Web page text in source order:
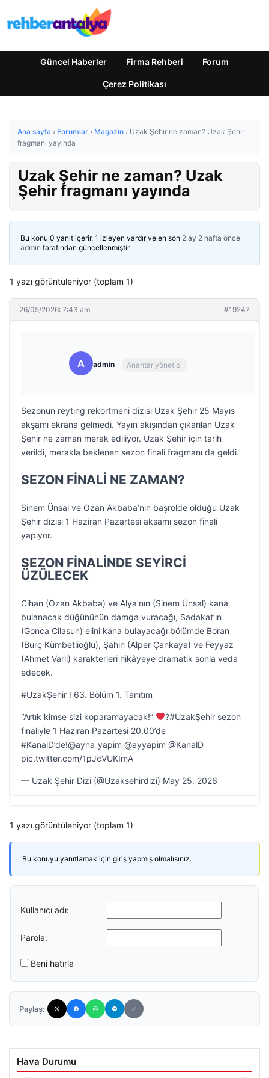
Güncel Haberler Firma Rehberi Forum
Çerez Politikası
Ana sayfa › Forumlar › Magazin › Uzak Şehir ne zaman? Uzak Şehir
fragmanı yayında
Uzak Şehir ne zaman? Uzak
Şehir fragmanı yayında
Bu konu 0 yanıt içerir, 1 izleyen vardır ve en son 2 ay 2 hafta önce
admin tarafından güncellenmiştir.
1 yazı görüntüleniyor (toplam 1)
26/05/2026: 7:43 am #19247
A admin Anahtar yönetici
Sezonun reyting rekortmeni dizisi Uzak Şehir 25 Mayıs
akşamı ekrana gelmedi. Yayın akışından çıkarılan Uzak
Şehir ne zaman merak ediliyor. Uzak Şehir için tarih
verildi, merakla beklenen sezon finali fragmanı da geldi.
SEZON FİNALİ NE ZAMAN?
Sinem Ünsal ve Ozan Akbaba’nın başrolde olduğu Uzak
Şehir dizisi 1 Haziran Pazartesi akşamı sezon finali
yapıyor.
SEZON FİNALİNDE SEYİRCİ
ÜZÜLECEK
Cihan (Ozan Akbaba) ve Alya’nın (Sinem Ünsal) kana
bulanacak düğününün damga vuracağı, Sadakat’ın
(Gonca Cilasun) elini kana bulayacağı bölümde Boran
(Burç Kümbetlioğlu), Şahin (Alper Çankaya) ve Feyyaz
(Ahmet Varlı) karakterleri hikâyeye dramatik sonla veda
edecek.
#UzakŞehir I 63. Bölüm 1. Tanıtım
“Artık kimse sizi koparamayacak!”
‍?#UzakŞehir sezon
finaliyle 1 Haziran Pazartesi 20.00’de
#KanalD’de!@ayna_yapim @ayyapim @KanalD
pic.twitter.com/1pJcVUKImA
— Uzak Şehir Dizi (@Uzaksehirdizi) May 25, 2026
1 yazı görüntüleniyor (toplam 1)
Bu konuyu yanıtlamak için giriş yapmış olmalısınız.
Kullanıcı adı:
Parola:
Beni hatırla
Paylaş:
Hava Durumu